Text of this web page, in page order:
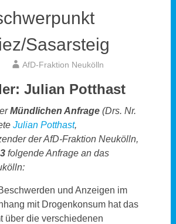
Sasarsteig
AfD-Fraktion Neukölln
Julian Potthast
Mündlichen Anfrage(Drs. Nr.
Julian Potthast,
der AfD-Fraktion Neukölln,
folgende Anfrage an das
und Anzeigen im
mit Drogenkonsum hat das
über die verschiedenen